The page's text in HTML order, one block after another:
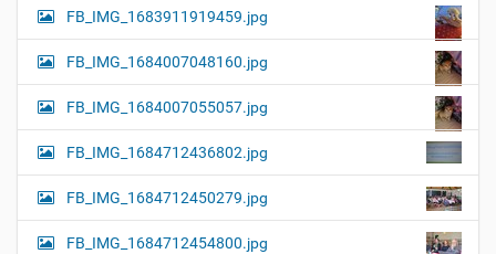
FB_IMG_1683911919459.jpg
FB_IMG_1684007048160.jpg
FB_IMG_1684007055057.jpg
FB_IMG_1684712436802.jpg
FB_IMG_1684712450279.jpg
FB_IMG_1684712454800.jpg